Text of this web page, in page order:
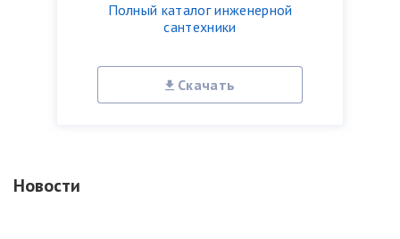
Полный каталог инженерной
сантехники
Скачать
Новости